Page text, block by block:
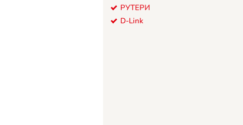
РУТЕРИ
D-Link